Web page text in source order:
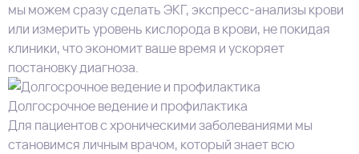
мы можем сразу сделать ЭКГ, экспресс-анализы крови
или измерить уровень кислорода в крови, не покидая
клиники, что экономит ваше время и ускоряет
постановку диагноза.
Долгосрочное ведение и профилактика
Для пациентов с хроническими заболеваниями мы
становимся личным врачом, который знает всю